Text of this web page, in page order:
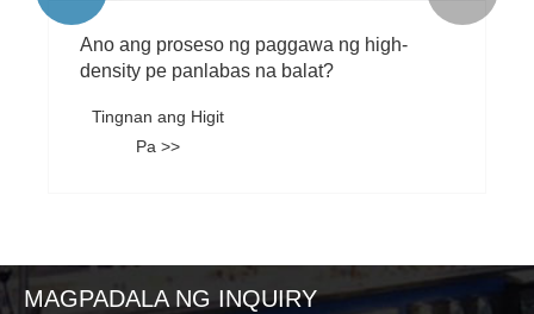
Ano ang proseso ng paggawa ng high-
density pe panlabas na balat?
Tingnan ang Higit
Pa >>
MAGPADALA NG INQUIRY